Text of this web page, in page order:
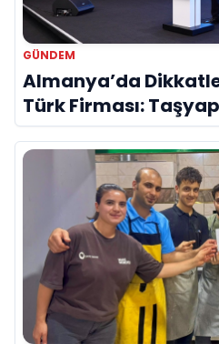
GÜNDEM
Almanya’da
Türk Firması: